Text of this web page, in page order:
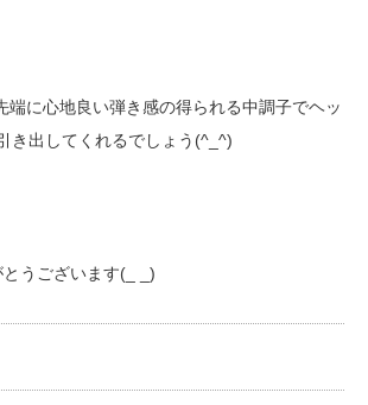
端に心地良い弾き感の得られる中調子でヘッ
き出してくれるでしょう(^_^)
うございます(_ _)